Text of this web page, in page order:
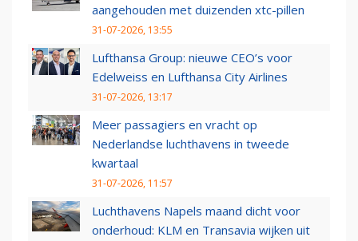
aangehouden met duizenden xtc-pillen
31-07-2026, 13:55
Lufthansa Group: nieuwe CEO’s voor
Edelweiss en Lufthansa City Airlines
31-07-2026, 13:17
Meer passagiers en vracht op
Nederlandse luchthavens in tweede
kwartaal
31-07-2026, 11:57
Luchthavens Napels maand dicht voor
onderhoud: KLM en Transavia wijken uit